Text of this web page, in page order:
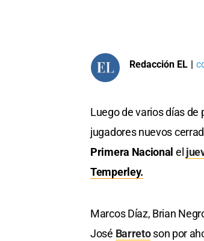
Redacción EL |
Luego de varios días
jugadores nuevos
Primera Nacional el
Temperley.
Marcos Díaz, Brian
José Barretoson por